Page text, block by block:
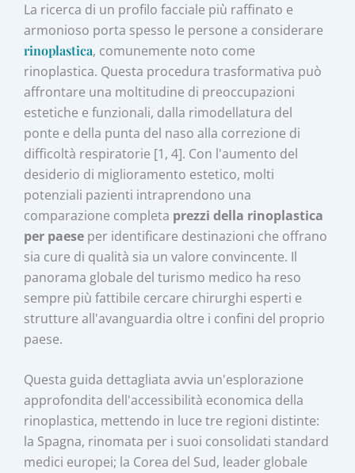
La ricerca di un profilo facciale più raffinato e
armonioso porta spesso le persone a considerare
rinoplastica, comunemente noto come
rinoplastica. Questa procedura trasformativa può
affrontare una moltitudine di preoccupazioni
estetiche e funzionali, dalla rimodellatura del
ponte e della punta del naso alla correzione di
difficoltà respiratorie [1, 4]. Con l'aumento del
desiderio di miglioramento estetico, molti
potenziali pazienti intraprendono una
comparazione completa prezzi della rinoplastica
per paese per identificare destinazioni che offrano
sia cure di qualità sia un valore convincente. Il
panorama globale del turismo medico ha reso
sempre più fattibile cercare chirurghi esperti e
strutture all'avanguardia oltre i confini del proprio
paese.
Questa guida dettagliata avvia un'esplorazione
approfondita dell'accessibilità economica della
rinoplastica, mettendo in luce tre regioni distinte:
la Spagna, rinomata per i suoi consolidati standard
medici europei; la Corea del Sud, leader globale